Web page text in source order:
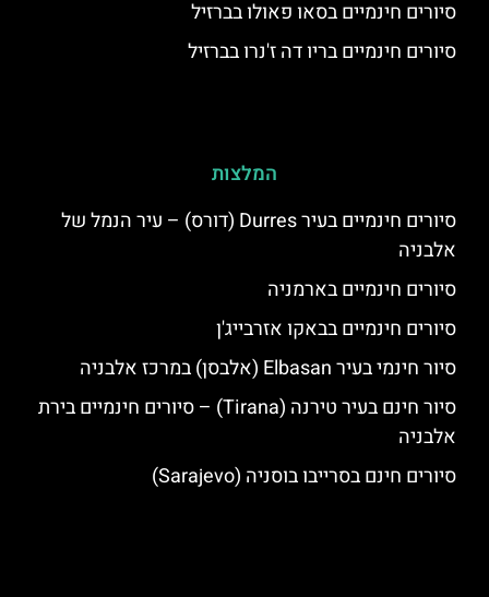
סיורים חינמיים בסאו פאולו בברזיל
סיורים חינמיים בריו דה ז'נרו בברזיל
המלצות
סיורים חינמיים בעיר Durres (דורס) – עיר הנמל של
אלבניה
סיורים חינמיים בארמניה
סיורים חינמיים בבאקו אזרבייג'ן
סיור חינמי בעיר Elbasan (אלבסן) במרכז אלבניה
סיור חינם בעיר טירנה (Tirana) – סיורים חינמיים בירת
אלבניה
סיורים חינם בסרייבו בוסניה (Sarajevo)